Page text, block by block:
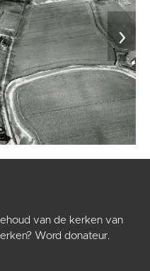
›
van de kerken van
Word donateur.